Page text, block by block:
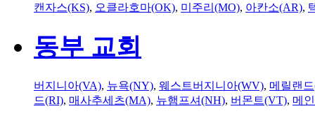
캔자스(KS), 오클라호마(OK), 미주리(MO), 아칸소(AR),
동부 교회
버지니아(VA), 뉴욕(NY), 웨스트버지니아(WV), 메릴랜
드(RI), 매사추세츠(MA), 뉴햄프셔(NH), 버몬트(VT), 메